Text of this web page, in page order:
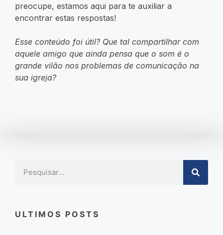
preocupe, estamos aqui para te auxiliar a
encontrar estas respostas!
Esse conteúdo foi útil? Que tal compartilhar com
aquele amigo que ainda pensa que o som é o
grande vilão nos problemas de comunicação na
sua igreja?
ULTIMOS POSTS